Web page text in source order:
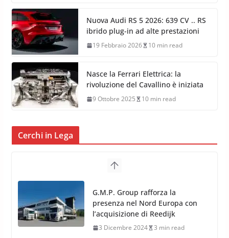
Nuova Audi RS 5 2026: 639 CV .. RS
ibrido plug-in ad alte prestazioni
19 Febbraio 2026 10 min read
Nasce la Ferrari Elettrica: la
rivoluzione del Cavallino è iniziata
9 Ottobre 2025 10 min read
Cerchi in Lega
l’acquisizione di Reedijk
TPMS Alcar Sensor – Sistemi di
Pneumatici